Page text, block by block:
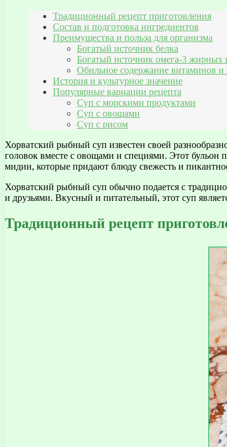
Традиционный рецепт приготовления
Состав и подготовка ингредиентов
Преимущества и польза для организма
Богатый источник белка
Богатый источник омега-3 жирных
Обильное содержание витаминов и
История и культурное значение
Популярные вариации рецепта
Суп с морскими продуктами
Суп с овощами
Суп с рисом
Хорватский рыбный суп известен своей
головок вместе с овощами и специями. Этот бульон
мидии, которые придают блюду свежесть и
Хорватский рыбный суп обычно подается с
и друзьями. Вкусный и питательный, этот суп
Традиционный рецепт